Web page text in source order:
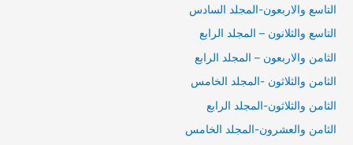
التاسع والاربعون-المجلد السادس
التاسع والثلانون – المجلد الرابع
الثامن والاربعون – المجلد الرابع
الثامن والثلاثون -المجلد الخامس
الثامن والثلاثون-المجلد الرابع
الثامن والعشرون-المجلد الخامس